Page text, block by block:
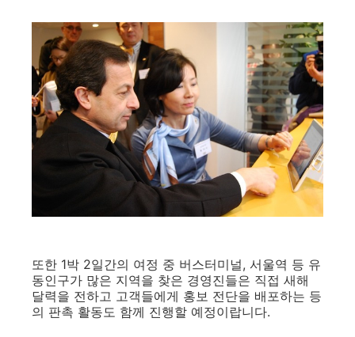
또한 1박 2일간의 여정 중 버스터미널, 서울역 등 유
동인구가 많은 지역을 찾은 경영진들은 직접 새해
달력을 전하고 고객들에게 홍보 전단을 배포하는 등
의 판촉 활동도 함께 진행할 예정이랍니다.